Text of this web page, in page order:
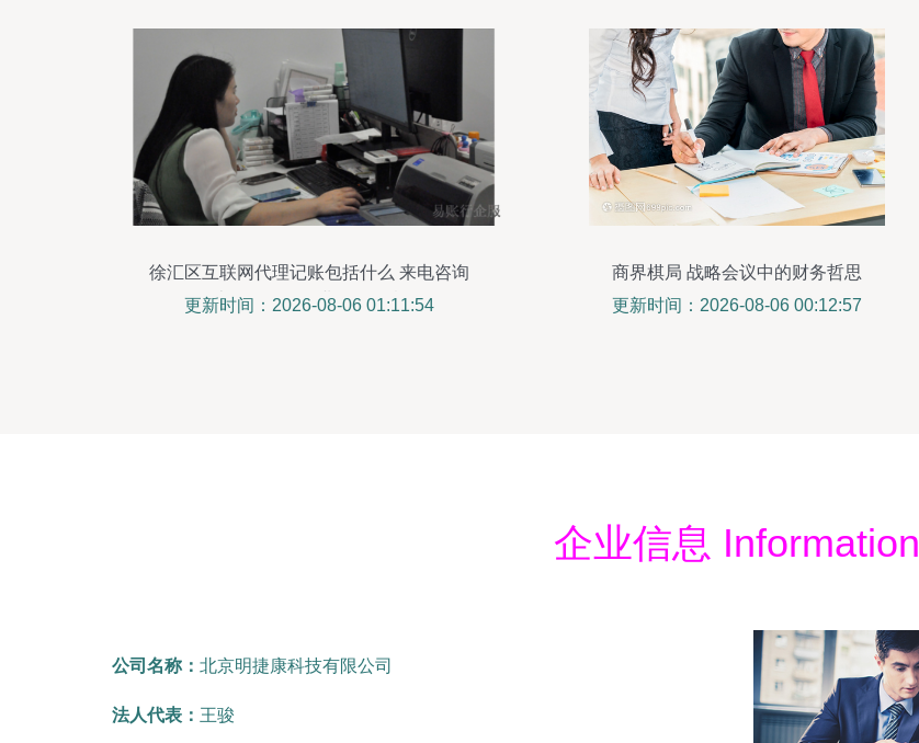
徐汇区互联网代理记账包括什么 来电咨询
上海易账行企业服务故意
更新时间：2026-08-06 01:11:54
商界棋局 战略会议中的财务哲思
更新时间：2026-08-06 00:12:57
企业信息 Information
公司名称： 北京明捷康科技有限公司
法人代表： 王骏